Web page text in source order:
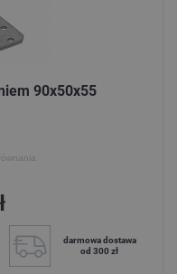
90x50x55
darmowa dostawa
od 300 zł